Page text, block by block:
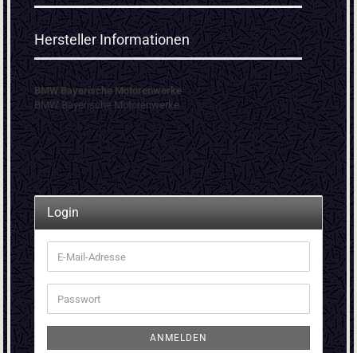
Hersteller Informationen
BMW Bayerische Motorenwerke
BMW Bayerische Motorenwerke
Login
E-
Mail-
Adresse
Passwort
ANMELDEN